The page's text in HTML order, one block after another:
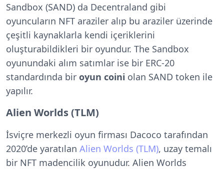
Sandbox (SAND) da Decentraland gibi
oyuncuların NFT araziler alıp bu araziler üzerinde
çeşitli kaynaklarla kendi içeriklerini
oluşturabildikleri bir oyundur. The Sandbox
oyunundaki alım satımlar ise bir ERC-20
standardında bir oyun coini olan SAND token ile
yapılır.
Alien Worlds (TLM)
İsviçre merkezli oyun firması Dacoco tarafından
2020’de yaratılan Alien Worlds (TLM), uzay temalı
bir NFT madencilik oyunudur. Alien Worlds